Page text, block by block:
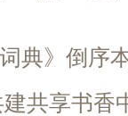
典》倒序
共享书香